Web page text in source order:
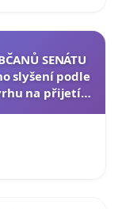
SENÁTU
slyšení podle
na přijetí